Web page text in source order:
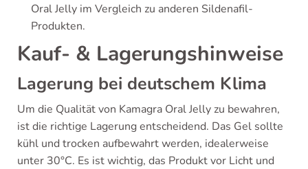
Oral Jelly im Vergleich zu anderen Sildenafil-
Produkten.
Kauf- & Lagerungshinweise
Lagerung bei deutschem Klima
Um die Qualität von Kamagra Oral Jelly zu bewahren,
ist die richtige Lagerung entscheidend. Das Gel sollte
kühl und trocken aufbewahrt werden, idealerweise
unter 30°C. Es ist wichtig, das Produkt vor Licht und